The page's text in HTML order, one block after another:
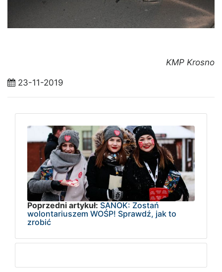
KMP Krosno
23-11-2019
Poprzedni artykuł: SANOK: Zostań
wolontariuszem WOŚP! Sprawdź, jak to
zrobić